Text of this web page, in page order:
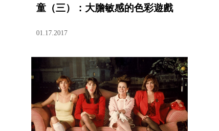
童（三）：大膽敏感的色彩遊戲
01.17.2017